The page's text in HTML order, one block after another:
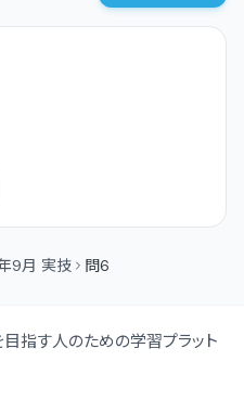
9月 実技 問6
指す人のための学習プラット